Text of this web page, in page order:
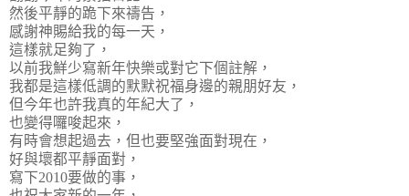
然後平靜的跪下來禱告，
感謝神賜給我的每一天，
這樣就足夠了，
以前我鮮少寫新年快樂或對它下個註解，
我都是這樣低調的默默祝福身邊的親朋好友，
但今年也許我真的年紀大了，
也變得囉唆起來，
有時會想起過去，但也要堅強面對現在，
好與壞都平靜面對，
寫下2010要做的事，